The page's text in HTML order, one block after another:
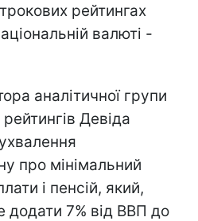
рейтингах
валюті -
аналітичної групи
Девіда
про мінімальний
і пенсій, який,
додати 7% від ВВП до